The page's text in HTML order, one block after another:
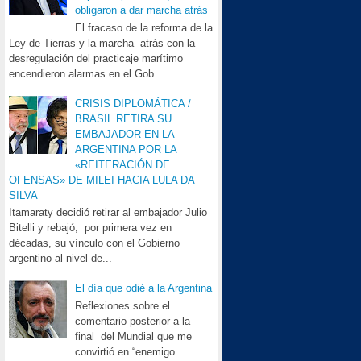
obligaron a dar marcha atrás
El fracaso de la reforma de la
Ley de Tierras y la marcha atrás con la
desregulación del practicaje marítimo
encendieron alarmas en el Gob...
CRISIS DIPLOMÁTICA /
BRASIL RETIRA SU
EMBAJADOR EN LA
ARGENTINA POR LA
«REITERACIÓN DE
OFENSAS» DE MILEI HACIA LULA DA
SILVA
Itamaraty decidió retirar al embajador Julio
Bitelli y rebajó, por primera vez en
décadas, su vínculo con el Gobierno
argentino al nivel de...
El día que odié a la Argentina
Reflexiones sobre el
comentario posterior a la
final del Mundial que me
convirtió en “enemigo